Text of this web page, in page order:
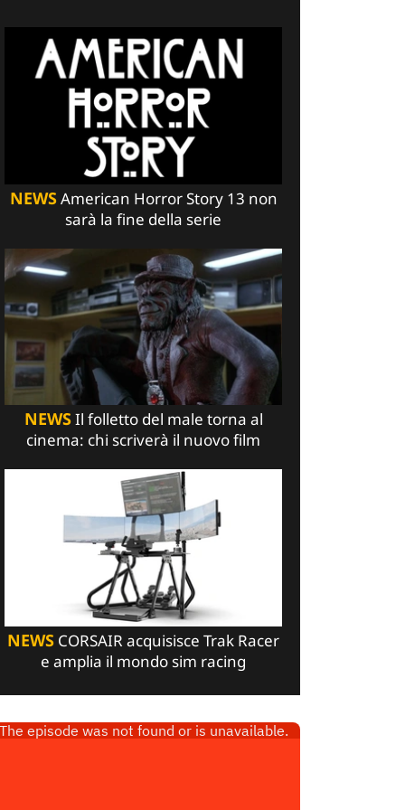
NEWSAmerican Horror Story 13 non
sarà la fine della serie
NEWSIl folletto del male torna al
cinema: chi scriverà il nuovo film
NEWS CORSAIR acquisisce Trak Racer
e amplia il mondo sim racing